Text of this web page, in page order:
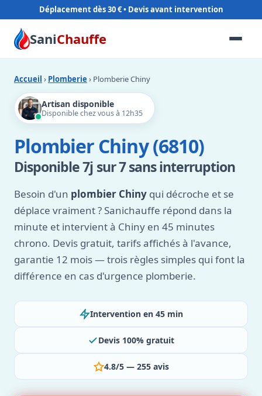
Déplacement dès 30 €
SaniChauffe
Accueil › Plomberie › Plomberie Chiny
Artisan disponible
Disponible chez vous à 12h35
Plombier Chiny (6810)
Disponible 7j sur 7 sans interruption
Besoin d'un plombier Chiny qui décroche et se
déplace vraiment ? Sanichauffe répond dans la
minute et intervient à Chiny en 45 minutes
chrono. Devis gratuit, tarifs affichés à l'avance,
garantie 12 mois — trois règles simples qui font la
différence en cas d'urgence plomberie.
Intervention en 45 min
Devis 100% gratuit
4.8/5 — 255 avis